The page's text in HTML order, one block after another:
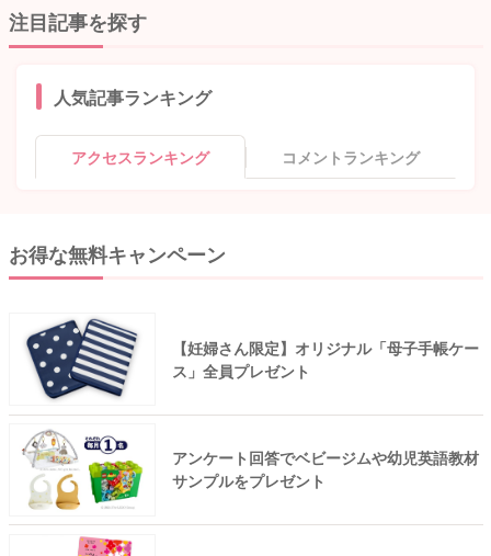
注目記事を探す
人気記事ランキング
アクセスランキング コメントランキング
お得な無料キャンペーン
【妊婦さん限定】オリジナル「母子手帳ケー
ス」全員プレゼント
アンケート回答でベビージムや幼児英語教材
サンプルをプレゼント